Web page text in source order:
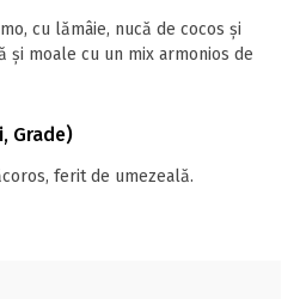
cu lămâie, nucă de cocos și
moale cu un mix armonios de
Grade)
ferit de umezeală.